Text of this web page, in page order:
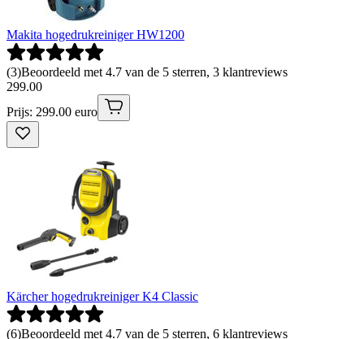
Makita hogedrukreiniger HW1200
(3)Beoordeeld met 4.7 van de 5 sterren, 3 klantreviews
299.00
Prijs: 299.00 euro
Kärcher hogedrukreiniger K4 Classic
(6)Beoordeeld met 4.7 van de 5 sterren, 6 klantreviews